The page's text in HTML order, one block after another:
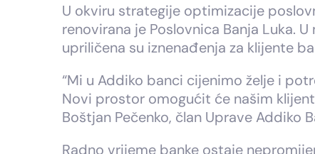
U okviru strategije optimizacije
renovirana je Poslovnica Banja Luka.
upriličena su iznenađenja za klijente
“Mi u Addiko banci cijenimo želje i
Novi prostor omogućit će našim
Boštjan Pečenko, član Uprave Addiko
Radno vrijeme banke ostaje